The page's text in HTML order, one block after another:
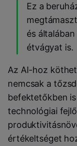
Ez a
és
étvágyat is.
Az AI-hoz
nemcsak a
befektetőkben
technológiai
értékeltséget